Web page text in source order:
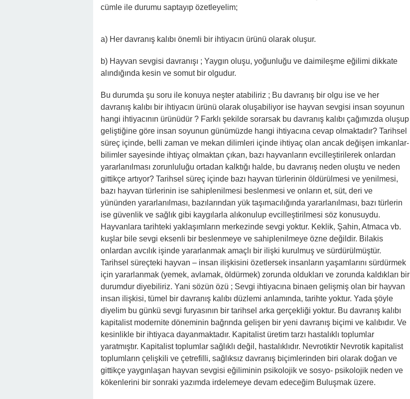
cümle ile durumu saptayıp özetleyelim;
a) Her davranış kalıbı önemli bir ihtiyacın ürünü olarak oluşur.
b) Hayvan sevgisi davranışı ; Yaygın oluşu, yoğunluğu ve daimileşme eğilimi dikkate
alındığında kesin ve somut bir olgudur.
Bu durumda şu soru ile konuya neşter atabiliriz ; Bu davranış bir olgu ise ve her
davranış kalıbı bir ihtiyacın ürünü olarak oluşabiliyor ise hayvan sevgisi insan soyunun
hangi ihtiyacının ürünüdür ? Farklı şekilde sorarsak bu davranış kalıbı çağımızda oluşup
geliştiğine göre insan soyunun günümüzde hangi ihtiyacına cevap olmaktadır? Tarihsel
süreç içinde, belli zaman ve mekan dilimleri içinde ihtiyaç olan ancak değişen imkanlar-
bilimler sayesinde ihtiyaç olmaktan çıkan, bazı hayvanların evcilleştirilerek onlardan
yararlanılması zorunluluğu ortadan kalktığı halde, bu davranış neden oluştu ve neden
gittikçe artıyor? Tarihsel süreç içinde bazı hayvan türlerinin öldürülmesi ve yenilmesi,
bazı hayvan türlerinin ise sahiplenilmesi beslenmesi ve onların et, süt, deri ve
yününden yararlanılması, bazılarından yük taşımacılığında yararlanılması, bazı türlerin
ise güvenlik ve sağlık gibi kaygılarla alıkonulup evcilleştirilmesi söz konusuydu.
Hayvanlara tarihteki yaklaşımların merkezinde sevgi yoktur. Keklik, Şahin, Atmaca vb.
kuşlar bile sevgi eksenli bir beslenmeye ve sahiplenilmeye özne değildir. Bilakis
onlardan avcılık işinde yararlanmak amaçlı bir ilişki kurulmuş ve sürdürülmüştür.
Tarihsel süreçteki hayvan – insan ilişkisini özetlersek insanların yaşamlarını sürdürmek
için yararlanmak (yemek, avlamak, öldürmek) zorunda oldukları ve zorunda kaldıkları bir
durumdur diyebiliriz. Yani sözün özü ; Sevgi ihtiyacına binaen gelişmiş olan bir hayvan
insan ilişkisi, tümel bir davranış kalıbı düzlemi anlamında, tarihte yoktur. Yada şöyle
diyelim bu günkü sevgi furyasının bir tarihsel arka gerçekliği yoktur. Bu davranış kalıbı
kapitalist modernite döneminin bağrında gelişen bir yeni davranış biçimi ve kalıbıdır. Ve
kesinlikle bir ihtiyaca dayanmaktadır. Kapitalist üretim tarzı hastalıklı toplumlar
yaratmıştır. Kapitalist toplumlar sağlıklı değil, hastalıklıdır. Nevrotiktir Nevrotik kapitalist
toplumların çelişkili ve çetrefilli, sağlıksız davranış biçimlerinden biri olarak doğan ve
gittikçe yaygınlaşan hayvan sevgisi eğiliminin psikolojik ve sosyo- psikolojik neden ve
kökenlerini bir sonraki yazımda irdelemeye devam edeceğim Buluşmak üzere.